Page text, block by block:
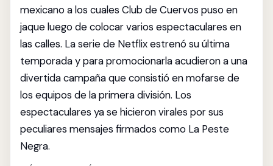
mexicano a los cuales Club de Cuervos puso en
jaque luego de colocar varios espectaculares en
las calles. La serie de Netflix estrenó su última
temporada y para promocionarla acudieron a una
divertida campaña que consistió en mofarse de
los equipos de la primera división. Los
espectaculares ya se hicieron virales por sus
peculiares mensajes firmados como La Peste
Negra.